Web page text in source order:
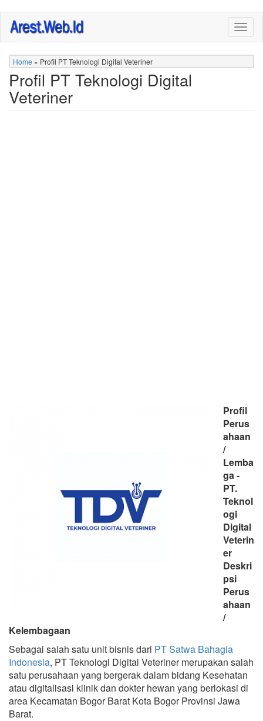
Skip
main
content
Home » Profil PT Teknologi Digital Veteriner
Profil PT Teknologi Digital
Veteriner
Profil
Perus
ahaan
/
Lemba
ga -
PT.
Teknol
ogi
Digital
Veterin
er
Deskri
psi
Perus
ahaan
/
Kelembagaan
Sebagai salah satu unit bisnis dari PT Satwa Bahagia
Indonesia, PT Teknologi Digital Veteriner merupakan salah
satu perusahaan yang bergerak dalam bidang Kesehatan
atau digitalisasi klinik dan dokter hewan yang berlokasi di
area Kecamatan Bogor Barat Kota Bogor Provinsi Jawa
Barat.